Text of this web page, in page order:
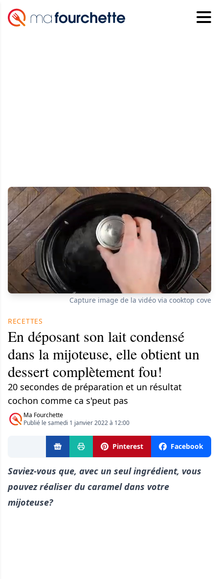
Capture image de la vidéo via cooktop cove
RECETTES
En déposant son lait condensé
dans la mijoteuse, elle obtient un
dessert complètement fou!
20 secondes de préparation et un résultat
cochon comme ca s'peut pas
Ma Fourchette
Publié le samedi 1 janvier 2022 à 12:00
Pinterest Facebook
Saviez-vous que, avec un seul ingrédient, vous
pouvez réaliser du caramel dans votre
mijoteuse?